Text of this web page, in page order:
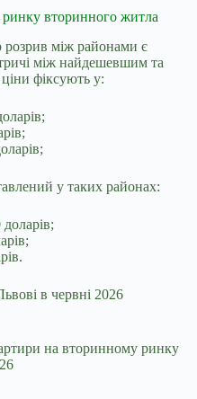
ринку вторинного житла
розрив між районами є
між найдешевшим та
фіксують у:
у таких районах:
на вторинному ринку